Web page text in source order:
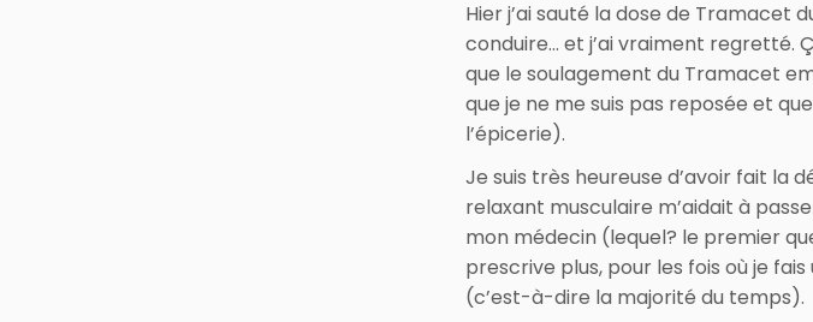
Hier j’ai sauté la dose de Tramacet
conduire… et j’ai vraiment regretté.
que le soulagement du Tramacet
que je ne me suis pas reposée et
l’épicerie).
Je suis très heureuse d’avoir fait la
relaxant musculaire m’aidait à
mon médecin (lequel? le premier
prescrive plus, pour les fois où je
(c’est-à-dire la majorité du temps).